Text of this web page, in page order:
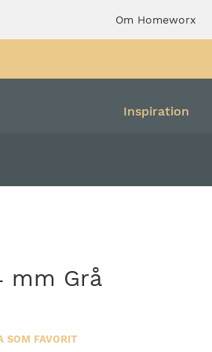
Inspiration
Om Homeworx
mm Grå
SOM FAVORIT